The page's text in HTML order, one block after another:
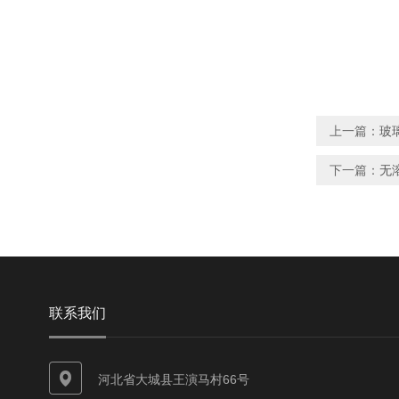
上一篇： 玻
下一篇： 无
联系我们
河北省大城县王演马村66号